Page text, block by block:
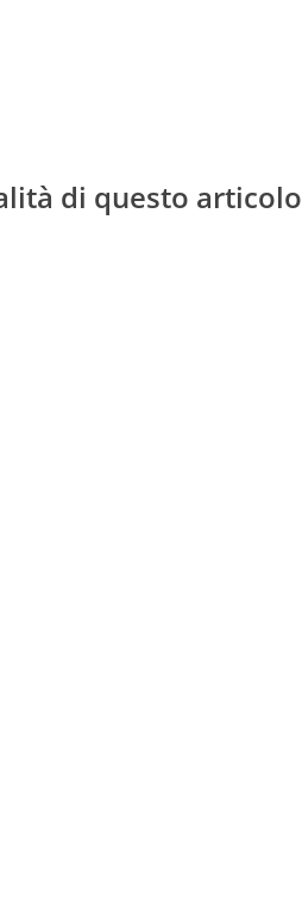
di questo articolo